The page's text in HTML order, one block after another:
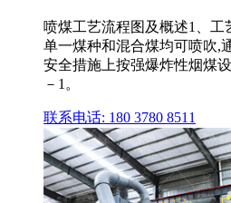
喷煤工艺流程图及概述1、工
单一煤种和混合煤均可喷吹,
安全措施上按强爆炸性烟煤
－1。
联系电话: 180 3780 8511